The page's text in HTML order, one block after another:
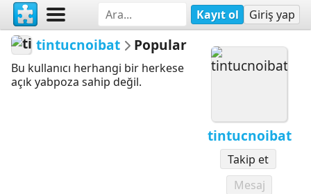
Kayıt ol Giriş yap
tintucnoibat
Takip et
Mesaj
tintucnoibat Popular
Bu kullanıcı herhangi bir herkese
açık yabpoza sahip değil.